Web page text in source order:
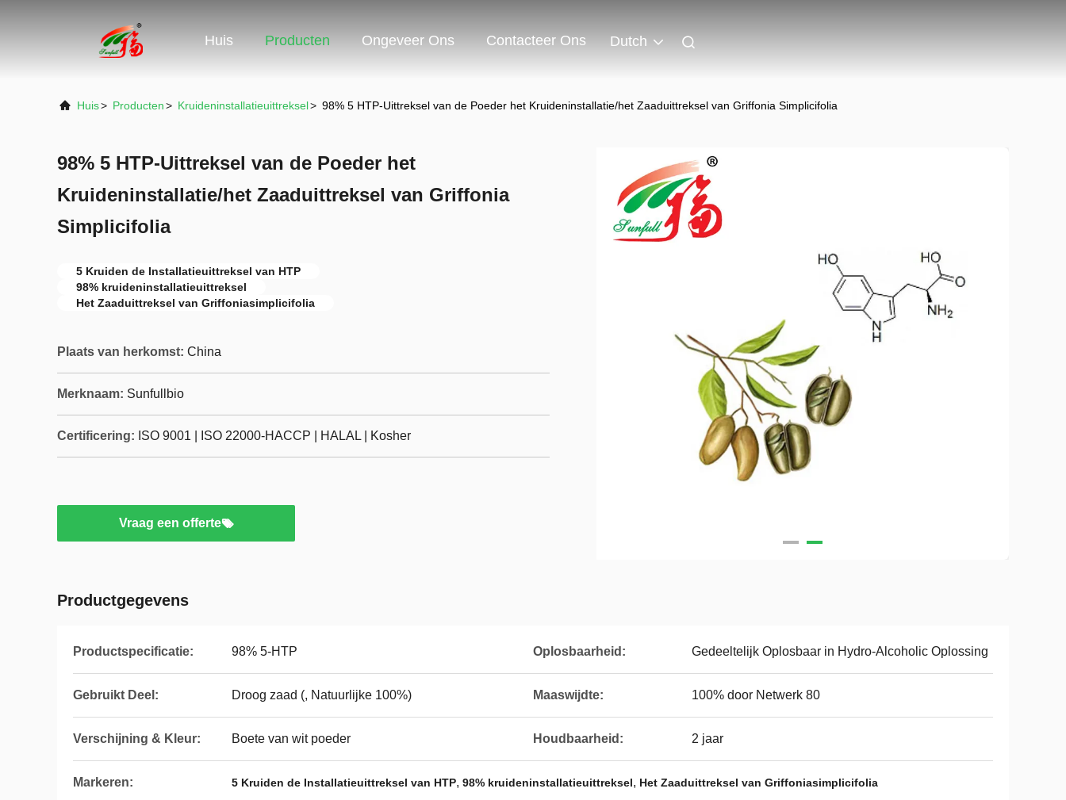
Huis Producten Ongeveer Ons Contacteer Ons Dutch
Huis> Producten> Kruideninstallatieuittreksel> 98% 5 HTP-Uittreksel van de Poeder het Kruideninstallatie/het Zaaduittreksel van Griffonia Simplicifolia
98% 5 HTP-Uittreksel van de Poeder het
Kruideninstallatie/het Zaaduittreksel van Griffonia
Simplicifolia
5 Kruiden de Installatieuittreksel van HTP
98% kruideninstallatieuittreksel
Het Zaaduittreksel van Griffoniasimplicifolia
Plaats van herkomst: China
Merknaam: Sunfullbio
Certificering: ISO 9001 | ISO 22000-HACCP | HALAL | Kosher
Vraag een offerte
Productgegevens
Productspecificatie: 98% 5-HTP Oplosbaarheid: Gedeeltelijk Oplosbaar in Hydro-Alcoholic Oplossing
Gebruikt Deel: Droog zaad (, Natuurlijke 100%) Maaswijdte: 100% door Netwerk 80
Verschijning & Kleur: Boete van wit poeder Houdbaarheid: 2 jaar
Markeren: 5 Kruiden de Installatieuittreksel van HTP, 98% kruideninstallatieuittreksel, Het Zaaduittreksel van Griffoniasimplicifolia